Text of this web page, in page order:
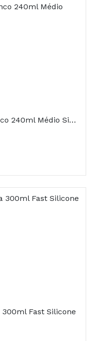
Chicco Biberão Perfect5 Branco 240ml Médio Silicone
300ml Fast Silicone